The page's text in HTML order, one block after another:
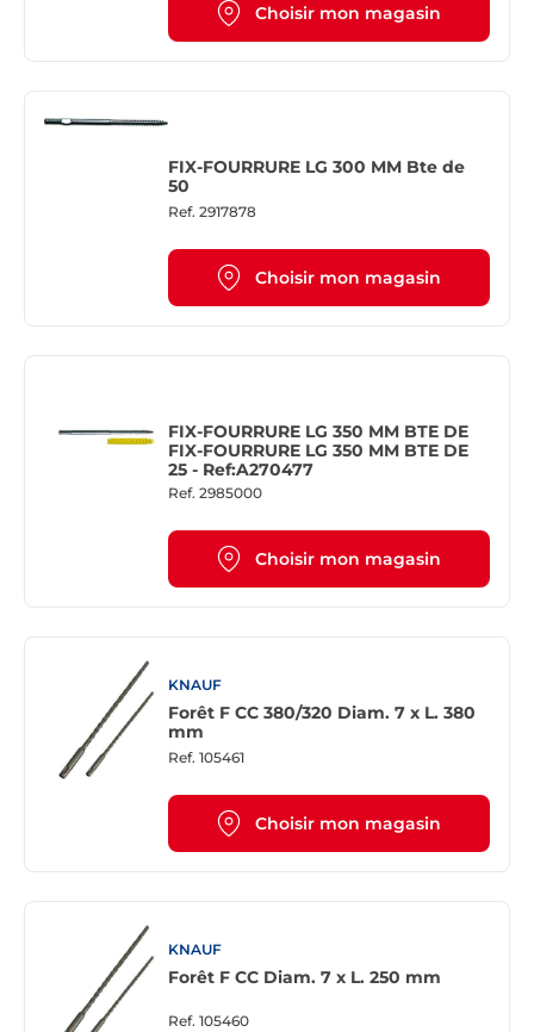
Choisir mon magasin
FIX-FOURRURE LG 300 MM Bte de
50
Ref. 2917878
Choisir mon magasin
FIX-FOURRURE LG 350 MM BTE DE
FIX-FOURRURE LG 350 MM BTE DE
25 - Ref:A270477
Ref. 2985000
Choisir mon magasin
KNAUF
Forêt F CC 380/320 Diam. 7 x L. 380
mm
Ref. 105461
Choisir mon magasin
KNAUF
Forêt F CC Diam. 7 x L. 250 mm
Ref. 105460